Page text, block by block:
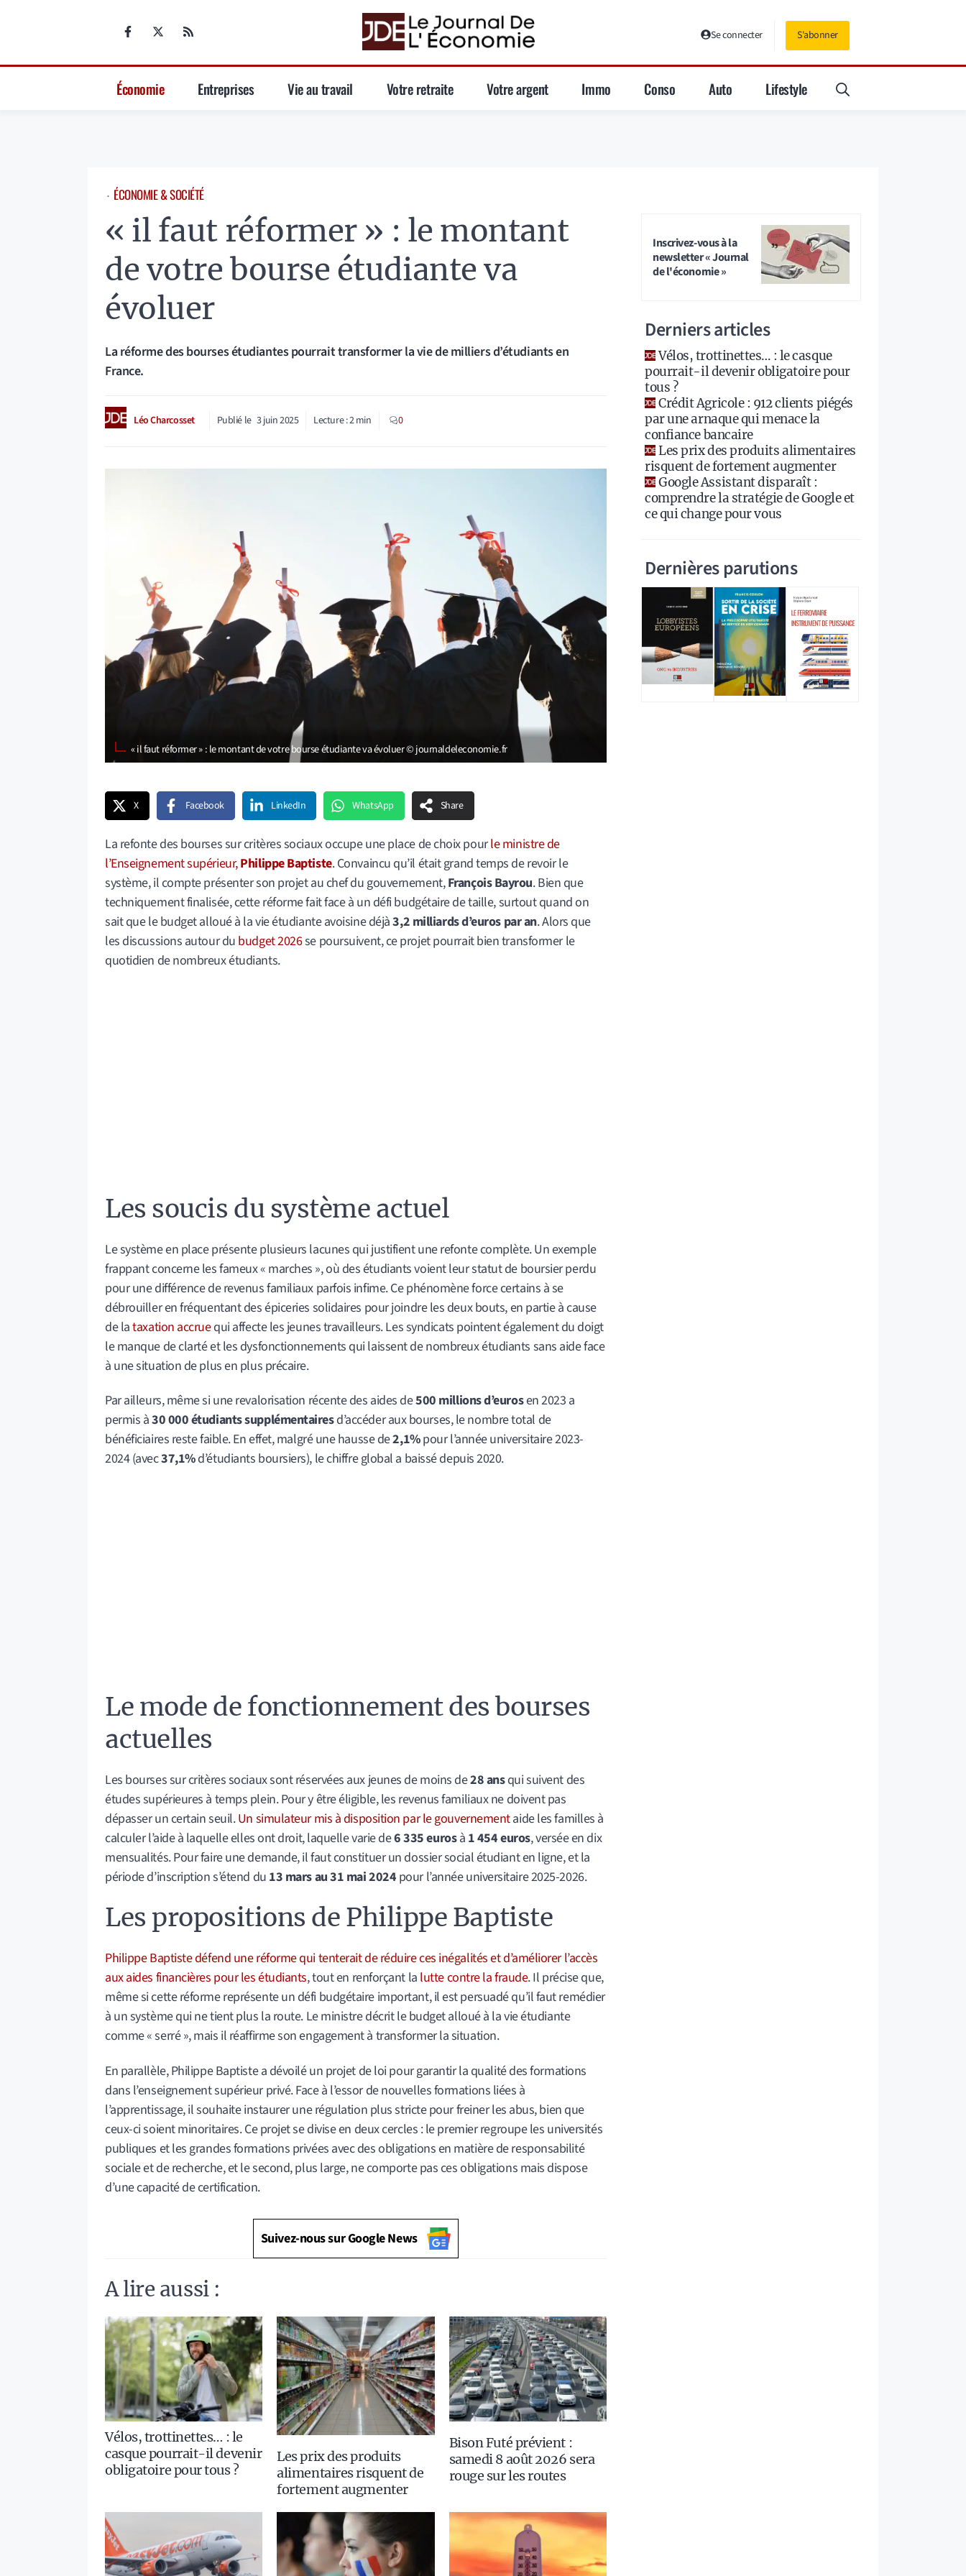
Se connecter S'abonner
Économie Entreprises Vie au travail Votre retraite Votre argent Immo Conso Auto Lifestyle
⋅ ÉCONOMIE & SOCIÉTÉ
« il faut réformer » : le montant
de votre bourse étudiante va
évoluer
La réforme des bourses étudiantes pourrait transformer la vie de milliers d’étudiants en
France.
Léo Charcosset Publié le 3 juin 2025 Lecture :2min 0
« il faut réformer » : le montant de votre bourse étudiante va évoluer © journaldeleconomie.fr
X Facebook LinkedIn WhatsApp Share
La refonte des bourses sur critères sociaux occupe une place de choix pourle ministre de
l’Enseignement supérieur,Philippe Baptiste. Convaincu qu’il était grand temps de revoir le
système, il compte présenter son projet au chef du gouvernement,François Bayrou. Bien que
techniquement finalisée, cette réforme fait face à un défi budgétaire de taille, surtout quand on
sait que le budget alloué à la vie étudiante avoisine déjà3,2 milliards d’euros par an. Alors que
les discussions autour du budget 2026se poursuivent, ce projet pourrait bien transformer le
quotidien de nombreux étudiants.
Les soucis du système actuel
Le système en place présente plusieurs lacunes qui justifient une refonte complète. Un exemple
frappant concerne les fameux « marches », où des étudiants voient leur statut de boursier perdu
pour une différence de revenus familiaux parfois infime. Ce phénomène force certains à se
débrouiller en fréquentant des épiceries solidaires pour joindre les deux bouts, en partie à cause
de lataxation accruequi affecte les jeunes travailleurs. Les syndicats pointent également du doigt
le manque de clarté et les dysfonctionnements qui laissent de nombreux étudiants sans aide face
à une situation de plus en plus précaire.
Par ailleurs, même si une revalorisation récente des aides de500 millions d’eurosen 2023 a
permis à30 000 étudiants supplémentairesd’accéder aux bourses, le nombre total de
bénéficiaires reste faible. En effet, malgré une hausse de2,1%pour l’année universitaire 2023-
2024 (avec37,1%d’étudiants boursiers), le chiffre global a baissé depuis 2020.
Le mode de fonctionnement des bourses
actuelles
Les bourses sur critères sociaux sont réservées aux jeunes de moins de28 ansqui suivent des
études supérieures à temps plein. Pour y être éligible, les revenus familiaux ne doivent pas
dépasser un certain seuil.Un simulateur mis à disposition par le gouvernementaide les familles à
calculer l’aide à laquelle elles ont droit, laquelle varie de6 335 eurosà 1 454 euros, versée en dix
mensualités. Pour faire une demande, il faut constituer un dossier social étudiant en ligne, et la
période d’inscription s’étend du 13 mars au 31 mai 2024 pour l’année universitaire 2025-2026.
Les propositions de Philippe Baptiste
Philippe Baptiste défend une réforme qui tenterait de réduire ces inégalités et d’améliorer l’accès
aux aides financières pour les étudiants, tout en renforçant la lutte contre la fraude. Il précise que,
même si cette réforme représente un défi budgétaire important, il est persuadé qu’il faut remédier
à un système qui ne tient plus la route. Le ministre décrit le budget alloué à la vie étudiante
comme « serré », mais il réaffirme son engagement à transformer la situation.
En parallèle, Philippe Baptiste a dévoilé un projet de loi pour garantir la qualité des formations
dans l’enseignement supérieur privé. Face à l’essor de nouvelles formations liées à
l’apprentissage, il souhaite instaurer une régulation plus stricte pour freiner les abus, bien que
ceux-ci soient minoritaires. Ce projet se divise en deux cercles : le premier regroupe les universités
publiques et les grandes formations privées avec des obligations en matière de responsabilité
sociale et de recherche, et le second, plus large, ne comporte pas ces obligations mais dispose
d’une capacité de certification.
Suivez-nous sur Google News
A lire aussi :
Vélos, trottinettes… : le
casque pourrait-il devenir
obligatoire pour tous ?
Les prix des produits
alimentaires risquent de
fortement augmenter
Bison Futé prévient :
samedi 8 août 2026 sera
rouge sur les routes
Inscrivez-vous à la
newsletter « Journal
de l'économie »
Derniers articles
Vélos, trottinettes… : le casque
pourrait-il devenir obligatoire pour
tous ?
Crédit Agricole : 912 clients piégés
par une arnaque qui menace la
confiance bancaire
Les prix des produits alimentaires
risquent de fortement augmenter
Google Assistant disparaît :
comprendre la stratégie de Google et
ce qui change pour vous
Dernières parutions